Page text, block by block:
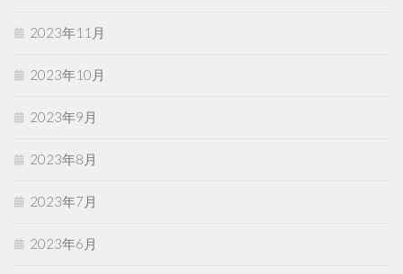
2023年11月
2023年10月
2023年9月
2023年8月
2023年7月
2023年6月